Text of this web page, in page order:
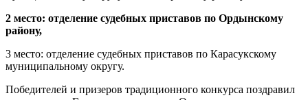
2 место: отделение судебных приставов по Ордынскому
району,
3 место: отделение судебных приставов по Карасукскому
муниципальному округу.
Победителей и призеров традиционного конкурса поздравил